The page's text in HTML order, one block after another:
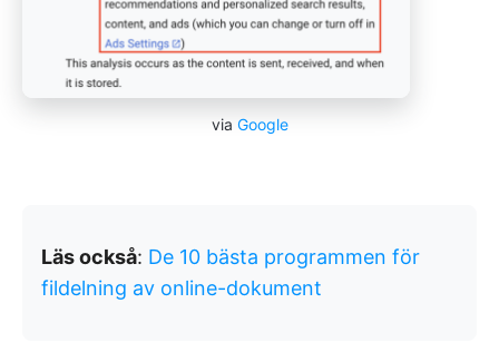
via Google
Läs också: De 10 bästa programmen för
fildelning av online-dokument